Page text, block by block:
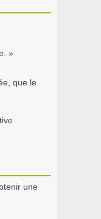
»
que le
une